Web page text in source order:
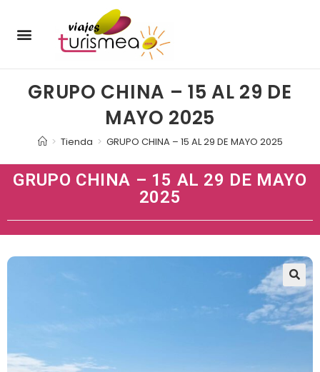
GRUPO CHINA – 15 AL 29 DE
MAYO 2025
> Tienda > GRUPO CHINA – 15 AL 29 DE MAYO 2025
GRUPO CHINA – 15 AL 29 DE MAYO
2025
🔍